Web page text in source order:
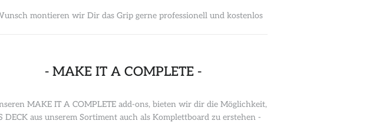
montieren wir Dir das Grip gerne professionell und kostenlos
- MAKE IT A COMPLETE -
MAKE IT A COMPLETE add-ons, bieten wir dir die Möglichkeit,
DECK aus unserem Sortiment auch als Komplettboard zu erstehen -